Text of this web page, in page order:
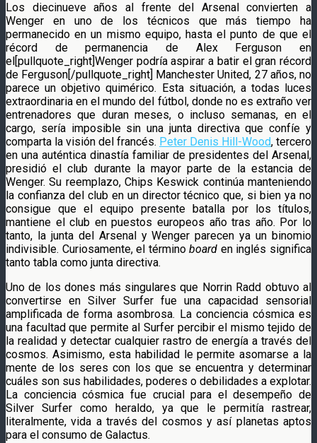
Los diecinueve años al frente del Arsenal convierten a
Wenger en uno de los técnicos que más tiempo ha
permanecido en un mismo equipo, hasta el punto de que el
récord de permanencia de Alex Ferguson en
el[pullquote_right]Wenger podría aspirar a batir el gran récord
de Ferguson[/pullquote_right] Manchester United, 27 años, no
parece un objetivo quimérico. Esta situación, a todas luces
extraordinaria en el mundo del fútbol, donde no es extraño ver
entrenadores que duran meses, o incluso semanas, en el
cargo, sería imposible sin una junta directiva que confíe y
comparta la visión del francés. Peter Denis Hill-Wood, tercero
en una auténtica dinastía familiar de presidentes del Arsenal,
presidió el club durante la mayor parte de la estancia de
Wenger. Su reemplazo, Chips Keswick continúa manteniendo
la confianza del club en un director técnico que, si bien ya no
consigue que el equipo presente batalla por los títulos,
mantiene el club en puestos europeos año tras año. Por lo
tanto, la junta del Arsenal y Wenger parecen ya un binomio
indivisible. Curiosamente, el términoboard en inglés significa
tanto tabla como junta directiva.
Uno de los dones más singulares que Norrin Radd obtuvo al
convertirse en Silver Surfer fue una capacidad sensorial
amplificada de forma asombrosa. La conciencia cósmica es
una facultad que permite al Surfer percibir el mismo tejido de
la realidad y detectar cualquier rastro de energía a través del
cosmos. Asimismo, esta habilidad le permite asomarse a la
mente de los seres con los que se encuentra y determinar
cuáles son sus habilidades, poderes o debilidades a explotar.
La conciencia cósmica fue crucial para el desempeño de
Silver Surfer como heraldo, ya que le permitía rastrear,
literalmente, vida a través del cosmos y así planetas aptos
para el consumo de Galactus.